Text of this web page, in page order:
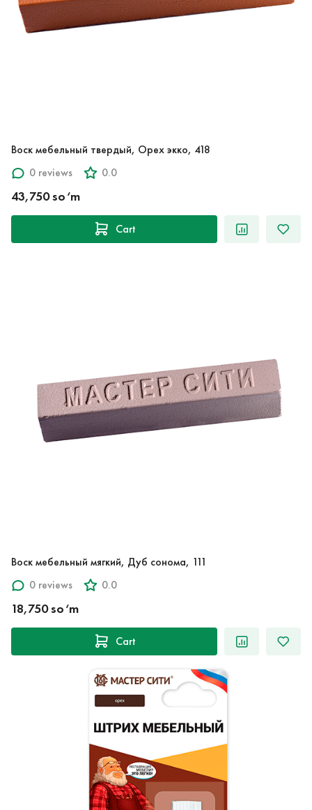
Воск мебельный твердый, Орех экко, 418
0 reviews
0.0
43,750 so‘m
Cart
Воск мебельный мягкий, Дуб сонома, 111
0 reviews
0.0
18,750 so‘m
Cart